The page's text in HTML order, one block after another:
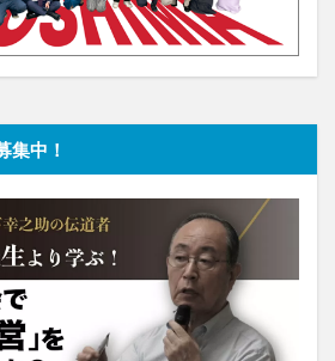
集中！